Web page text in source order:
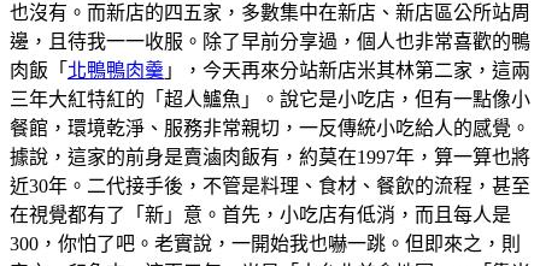
也沒有。而新店的四五家，多數集中在新店、新店區公所站周
邊，且待我一一收服。除了早前分享過，個人也非常喜歡的鴨
肉飯「 北鴨鴨肉羹 」，今天再來分站新店米其林第二家，這兩
三年大紅特紅的「超人鱸魚」。說它是小吃店，但有一點像小
餐館，環境乾淨、服務非常親切，一反傳統小吃給人的感覺。
據說，這家的前身是賣滷肉飯有，約莫在1997年，算一算也將
近30年。二代接手後，不管是料理、食材、餐飲的流程，甚至
在視覺都有了「新」意。首先，小吃店有低消，而且每人是
300，你怕了吧。老實說，一開始我也嚇一跳。但即來之，則